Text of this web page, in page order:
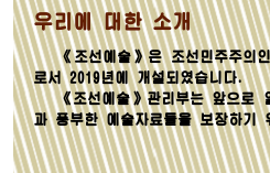
우리에 대한 소개
《조선예술》은 조선민주주의인
로서 2019년에 개설되였습니다.
《조선예술》관리부는 앞으로
과 풍부한 예술자료들을 보장하기